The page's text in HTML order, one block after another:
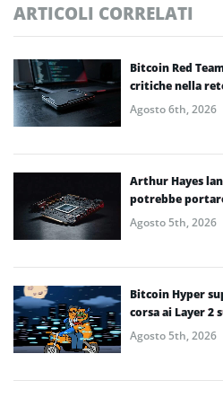
ARTICOLI CORRELATI
Bitcoin Red
critiche nella
Agosto 6th, 2026
Arthur Hayes
potrebbe
Agosto 5th, 2026
Bitcoin Hyper
corsa ai Layer 2
Agosto 5th, 2026